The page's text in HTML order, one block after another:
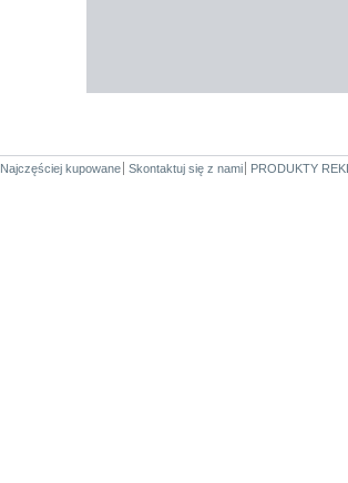
Najczęściej kupowane Skontaktuj się z nami PRODUKTY